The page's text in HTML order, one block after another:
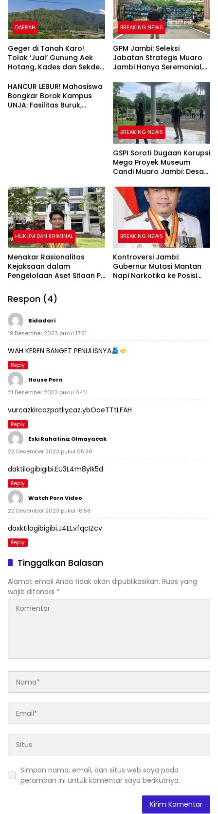
DAERAH
Geger di Tanah Karo!
Tolak ‘Jual’ Gunung Aek
Hotang, Kades dan Sekdes
Dipenjarakan?
BREAKING NEWS
GPM Jambi: Seleksi
Jabatan Strategis Muaro
Jambi Hanya Seremonial,
Politik!
HANCUR LEBUR! Mahasiswa
Bongkar Borok Kampus
UNJA: Fasilitas Buruk,
BREAKING NEWS
GSPI Soroti Dugaan Korupsi
Mega Proyek Museum
Candi Muaro Jambi: Desak
Peran Kepala Balai
HUKUM DAN KRIMINAL
Menakar Rasionalitas
Kejaksaan dalam
Pengelolaan Aset Sitaan PT
BREAKING NEWS
Kontroversi Jambi:
Gubernur Mutasi Mantan
Napi Narkotika ke Posisi
Respon (4)
Bidadari
19 Desember 2023 pukul 17:51
WAH KEREN BANGET PENULISNYA
Reply
House Porn
21 Desember 2023 pukul 04:11
vurcazkircazpatliycaz.ybOaeTTtLFAH
Reply
Eski Rahatiniz Olmayacak
22 Desember 2023 pukul 05:36
daktilogibigibi.EU3L4m8yIk5d
Reply
Watch Porn Video
22 Desember 2023 pukul 16:58
daxktilogibigibi.J4ELvfqcIZcv
Reply
Tinggalkan Balasan
Alamat email Anda tidak akan dipublikasikan. Ruas yang
wajib ditandai *
Simpan nama, email, dan situs web saya pada
peramban ini untuk komentar saya berikutnya.